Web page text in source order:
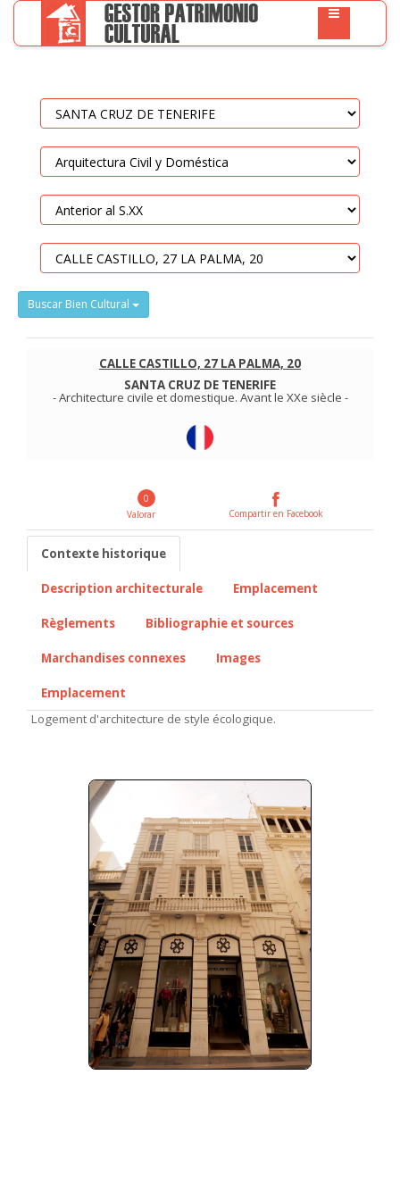
Buscar Bien Cultural
CALLE CASTILLO, 27 LA PALMA, 20
SANTA CRUZ DE TENERIFE
-Architecture civile et domestique. Avant le XXe siècle -
0
Valorar
Compartir en Facebook
Contexte historique
Description architecturale Emplacement
Règlements Bibliographie et sources
Marchandises connexes Images
Emplacement
Logement d'architecture de style écologique.